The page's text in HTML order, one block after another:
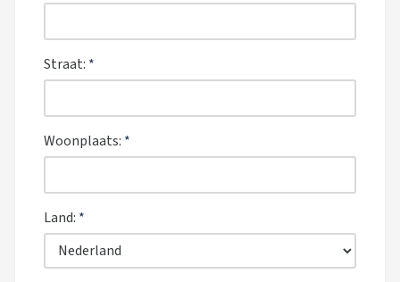
Straat: *
Woonplaats: *
Land: *